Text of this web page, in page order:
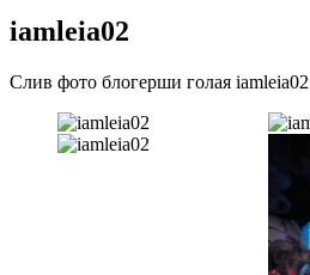
iamleia02
Слив фото блогерши голая iamleia02